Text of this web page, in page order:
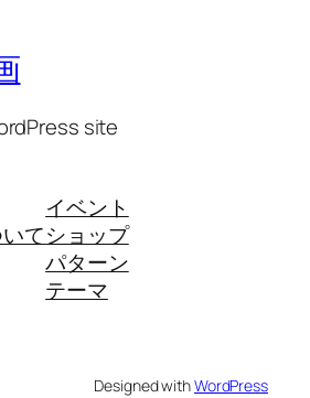
site
て
イベント
ショップ
パターン
テーマ
Designed withWordPress